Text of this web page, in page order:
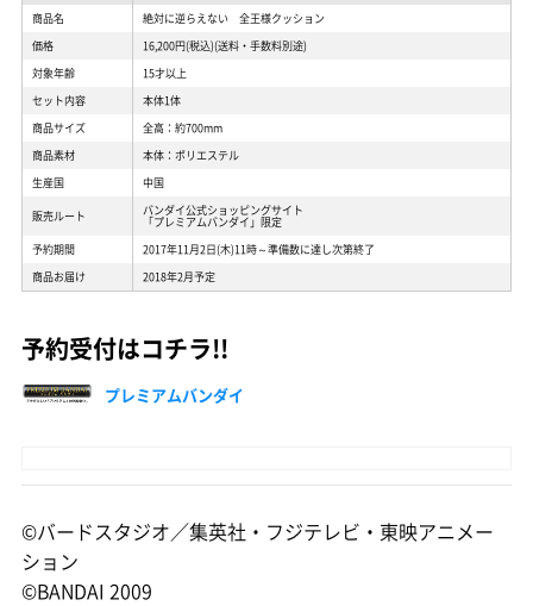
商品名
絶対に逆らえない 全王様クッション
価格
16,200円(税込)(送料・手数料別途)
対象年齢
15才以上
セット内容
本体1体
商品サイズ
全高：約700mm
商品素材
本体：ポリエステル
生産国
中国
販売ルート バンダイ公式ショッピングサイト
「プレミアムバンダイ」限定
予約期間
2017年11月2日(木)11時～準備数に達し次第終了
商品お届け
2018年2月予定
予約受付はコチラ!!
プレミアムバンダイ
©バードスタジオ／集英社・フジテレビ・東映アニメー
ション
©BANDAI 2009